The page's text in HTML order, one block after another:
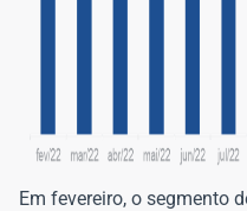
Em fevereiro, o segmento